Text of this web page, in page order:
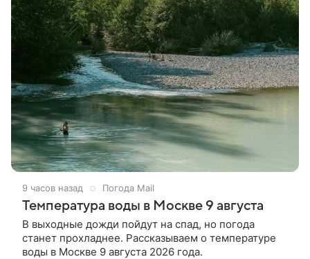
9 часов назад Погода Mail
Температура воды в Москве 9 августа
В выходные дожди пойдут на спад, но погода
станет прохладнее. Рассказываем о температуре
воды в Москве 9 августа 2026 года.